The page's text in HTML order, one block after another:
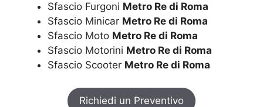
Sfascio Furgoni Metro Re di Roma
Sfascio Minicar Metro Re di Roma
Sfascio Moto Metro Re di Roma
Sfascio Motorini Metro Re di Roma
Sfascio Scooter Metro Re di Roma
Richiedi un Preventivo